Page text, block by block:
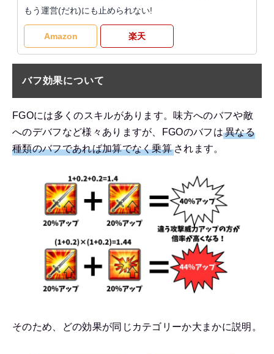
もう運営(だれ)にも止められない!
Amazon 楽天
バフ効果について
FGOには多くのスキルがあります。味方へのバフや敵
へのデバフなど様々ありますが、FGOのバフは異なる
種類のバフであれば加算でなく乗算 されます。
そのため、どの効果が同じカテゴリーか大まかに説明。